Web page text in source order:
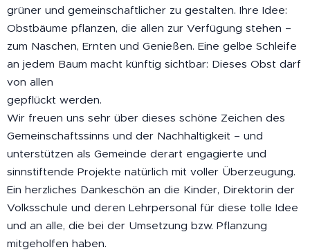
grüner und gemeinschaftlicher zu gestalten. Ihre Idee:
Obstbäume pflanzen, die allen zur Verfügung stehen –
zum Naschen, Ernten und Genießen. Eine gelbe Schleife
an jedem Baum macht künftig sichtbar: Dieses Obst darf
von allen
gepflückt werden.
Wir freuen uns sehr über dieses schöne Zeichen des
Gemeinschaftssinns und der Nachhaltigkeit – und
unterstützen als Gemeinde derart engagierte und
sinnstiftende Projekte natürlich mit voller Überzeugung.
Ein herzliches Dankeschön an die Kinder, Direktorin der
Volksschule und deren Lehrpersonal für diese tolle Idee
und an alle, die bei der Umsetzung bzw. Pflanzung
mitgeholfen haben.